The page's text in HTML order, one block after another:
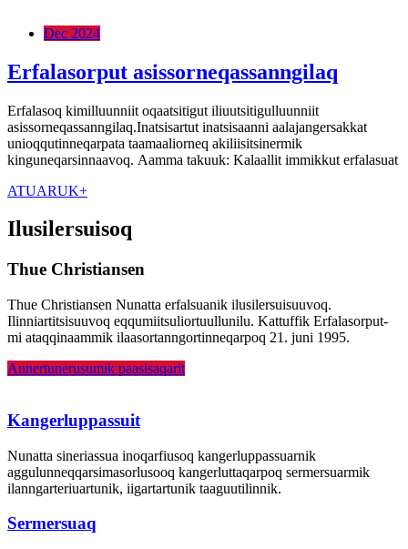
Dec 2024
Erfalasorput asissorneqassanngilaq
Erfalasoq kimilluunniit oqaatsitigut iliuutsitigulluunniit
asissorneqassanngilaq.Inatsisartut inatsisaanni aalajangersakkat
unioqqutinneqarpata taamaaliorneq akiliisitsinermik
kinguneqarsinnaavoq. Aamma takuuk: Kalaallit immikkut erfalasuat
ATUARUK+
Ilusilersuisoq
Thue Christiansen
Thue Christiansen Nunatta erfalsuanik ilusilersuisuuvoq.
Ilinniartitsisuuvoq eqqumiitsuliortuullunilu. Kattuffik Erfalasorput-
mi ataqqinaammik ilaasortanngortinneqarpoq 21. juni 1995.
Annertunerusumik paasisaqarit
Kangerluppassuit
Nunatta sineriassua inoqarfiusoq kangerluppassuarnik
aggulunneqqarsimasorlusooq kangerluttaqarpoq sermersuarmik
ilanngarteriuartunik, iigartartunik taaguutilinnik.
Sermersuaq